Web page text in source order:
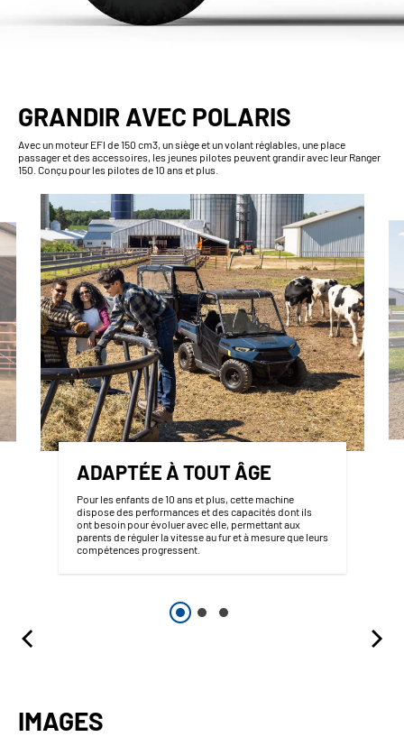
GRANDIR AVEC POLARIS
Avec un moteur EFI de 150 cm3, un siège et un volant réglables, une place
passager et des accessoires, les jeunes pilotes peuvent grandir avec leur Ranger
150. Conçu pour les pilotes de 10 ans et plus.
ADAPTÉE À TOUT ÂGE
Pour les enfants de 10 ans et plus, cette machine
dispose des performances et des capacités dont ils
ont besoin pour évoluer avec elle, permettant aux
parents de réguler la vitesse au fur et à mesure que leurs
compétences progressent.
IMAGES